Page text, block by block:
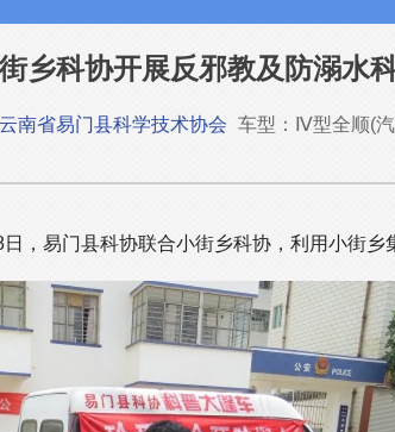
乡科协开展反邪教及防溺水
南省易门县科学技术协会 车型：Ⅳ型全顺(
，易门县科协联合小街乡科协，利用小街乡